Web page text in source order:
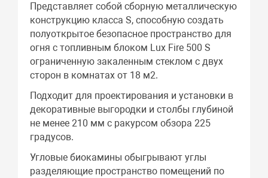
Представляет собой сборную металлическую
конструкцию класса S, способную создать
полуоткрытое безопасное пространство для
огня c топливным блоком Lux Fire 500 S
ограниченную закаленным стеклом с двух
сторон в комнатах от 18 м2.
Подходит для проектирования и установки в
декоративные выгородки и столбы глубиной
не менее 210 мм с ракурсом обзора 225
градусов.
Угловые биокамины обыгрывают углы
разделяющие пространство помещений по